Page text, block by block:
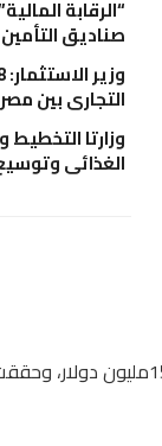
“الرقابة
صناديق
التجاري بين مصر
وزارتا التخطيط
الغذائي
كما شهدت صادرات الأحبار والدهانات